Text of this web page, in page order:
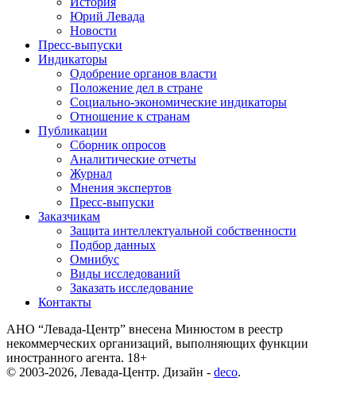
Юрий Левада
Новости
Пресс-выпуски
Индикаторы
Одобрение органов власти
Положение дел в стране
Социально-экономические индикаторы
Отношение к странам
Публикации
Сборник опросов
Аналитические отчеты
Журнал
Мнения экспертов
Пресс-выпуски
Заказчикам
Защита интеллектуальной собственности
Подбор данных
Омнибус
Виды исследований
Заказать исследование
Контакты
АНО “Левада-Центр” внесена Минюстом в реестр
некоммерческих организаций, выполняющих функции
иностранного агента. 18+
© 2003-2026, Левада-Центр. Дизайн - deco.